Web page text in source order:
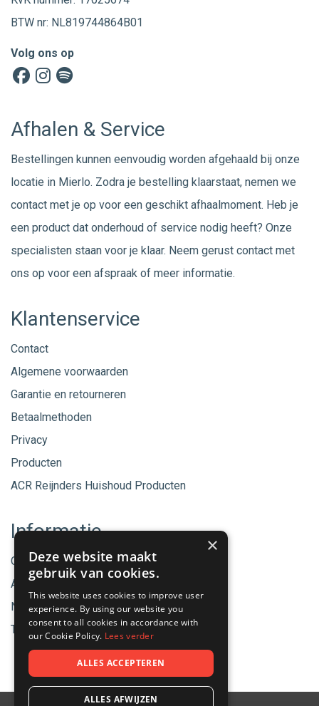
BTW nr: NL819744864B01
Volg ons op
Afhalen & Service
Bestellingen kunnen eenvoudig worden afgehaald bij onze
locatie in Mierlo. Zodra je bestelling klaarstaat, nemen we
contact met je op voor een geschikt afhaalmoment. Heb je
een product dat onderhoud of service nodig heeft? Onze
specialisten staan voor je klaar. Neem gerust contact met
ons op voor een afspraak of meer informatie.
Klantenservice
Contact
Algemene voorwaarden
Garantie en retourneren
Betaalmethoden
Privacy
Producten
ACR Reijnders Huishoud Producten
Informatie
Onze merken
Aanbiedingen
Nieuwe producten
Tips & Nieuws
×
Deze website maakt
gebruik van cookies.
This website uses cookies to improve user
experience. By using our website you
consent to all cookies in accordance with
our Cookie Policy. Lees verder
ALLES ACCEPTEREN
ALLES AFWIJZEN